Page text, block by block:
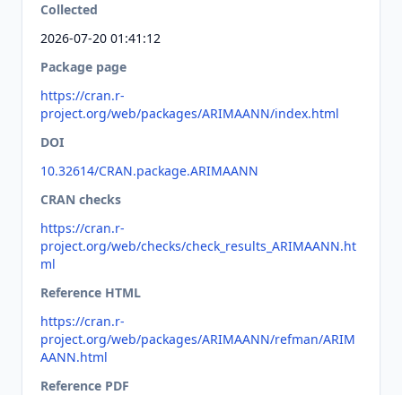
Collected
2026-07-20 01:41:12
Package page
https://cran.r-
project.org/web/packages/ARIMAANN/index.html
DOI
10.32614/CRAN.package.ARIMAANN
CRAN checks
https://cran.r-
project.org/web/checks/check_results_ARIMAANN.ht
ml
Reference HTML
https://cran.r-
project.org/web/packages/ARIMAANN/refman/ARIM
AANN.html
Reference PDF